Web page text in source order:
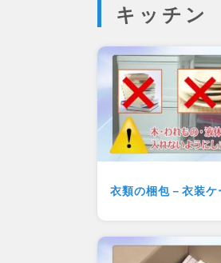
キッチン
衣類の梱包 －衣装ケ